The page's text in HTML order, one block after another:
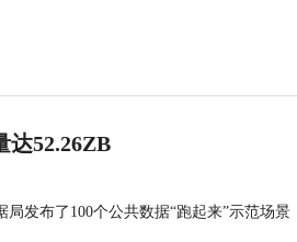
达52.26ZB
发布了100个公共数据“跑起来”示范场